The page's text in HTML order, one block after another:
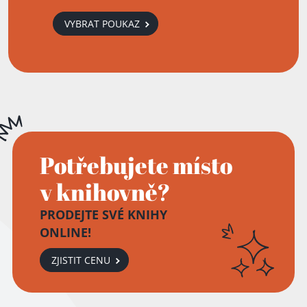
VYBRAT POUKAZ
Potřebujete místo
v knihovně?
PRODEJTE SVÉ KNIHY
ONLINE!
ZJISTIT CENU